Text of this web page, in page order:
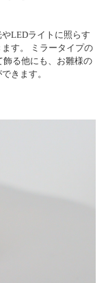
LEDライトに照らす
す。 ミラータイプの
飾る他にも、お雛様の
きます。